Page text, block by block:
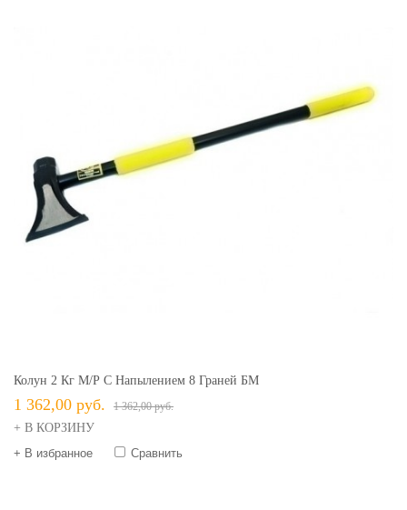
Колун 2 Кг М/р С Напылением 8 Граней БМ
1 362,00 руб. 1 362,00 руб.
+ В КОРЗИНУ
+ В избранное
Сравнить